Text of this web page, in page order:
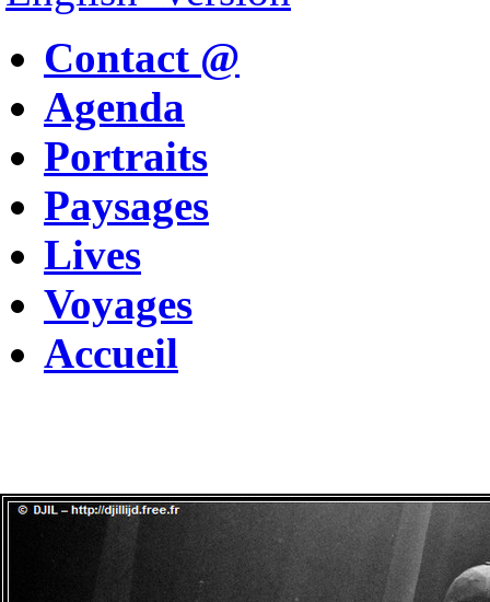
Contact @
Agenda
Portraits
Paysages
Lives
Voyages
Accueil